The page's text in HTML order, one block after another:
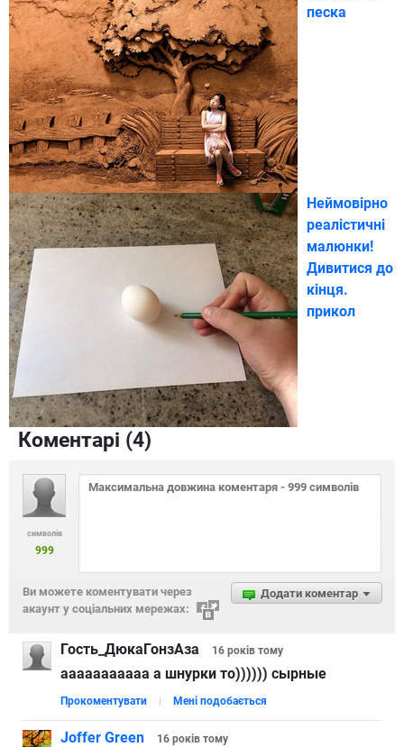
песка
Неймовірно
реалістичні
малюнки!
Дивитися до
кінця.
прикол
Коментарі (4)
символів
999
Додати коментар
Ви можете коментувати через
акаунт у соціальних мережах:
Гость_ДюкаГонзАза 16 років тому
ааааааааааа а шнурки то)))))) сырные
Прокоментувати Мені подобається
Joffer Green 16 років тому